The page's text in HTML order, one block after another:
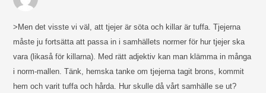
>Men det visste vi väl, att tjejer är söta och killar är tuffa. Tjejerna
måste ju fortsätta att passa in i samhällets normer för hur tjejer ska
vara (likaså för killarna). Med rätt adjektiv kan man klämma in många
i norm-mallen. Tänk, hemska tanke om tjejerna tagit brons, kommit
hem och varit tuffa och hårda. Hur skulle då vårt samhälle se ut?